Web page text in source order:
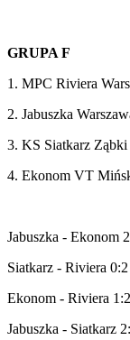
GRUPA F
1. MPC Riviera
2. Jabuszka
3. KS Siatkarz Ząbki
4. Ekonom VT
Jabuszka - Ekonom
Siatkarz - Riviera 0:2
Ekonom - Riviera 1:2
Jabuszka - Siatkarz